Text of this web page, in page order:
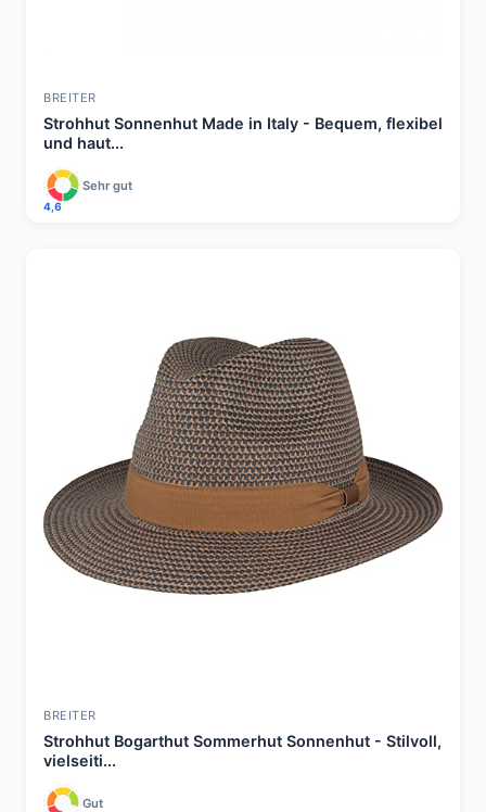
BREITER
Strohhut Sonnenhut Made in Italy - Bequem, flexibel
und haut...
4,6
Sehr gut
BREITER
Strohhut Bogarthut Sommerhut Sonnenhut - Stilvoll,
vielseiti...
Gut